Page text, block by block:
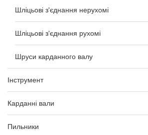
Шліцьові з'єднання нерухомі
Шліцьові з'єднання рухомі
Шруси карданного валу
Інструмент
Карданні вали
Пильники